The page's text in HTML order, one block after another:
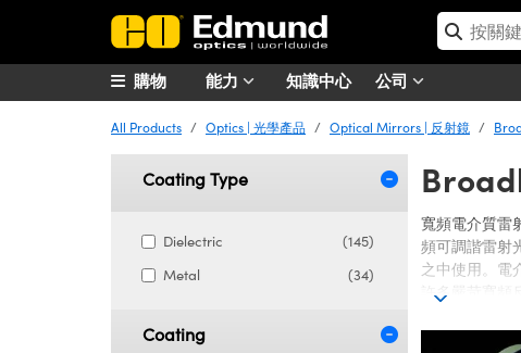
能力 知識中心 公司
購物
All Products Optics | 光學產品 Optical Mirrors | 反射鏡
Coating Type
Dielectric
(145)
Metal
(34)
Coating
寬頻電介質雷
頻可調諧雷射
之中使用。電
許多嚴苛寬頻